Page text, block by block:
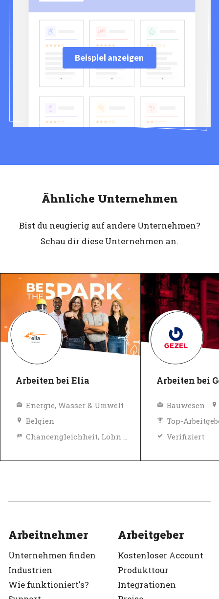
Beispiel anzeigen
Ähnliche Unternehmen
Bist du neugierig auf andere Unternehmen?
Schau dir diese Unternehmen an.
Arbeiten bei Elia
Energie, Wasser & Umwelt
Belgien
Arbeiten bei
Bauwesen
Top-
Verifiziert
Arbeitnehmer
Unternehmen finden
Industrien
Wie funktioniert's?
Arbeitgeber
Kostenloser Account
Produkttour
Integrationen